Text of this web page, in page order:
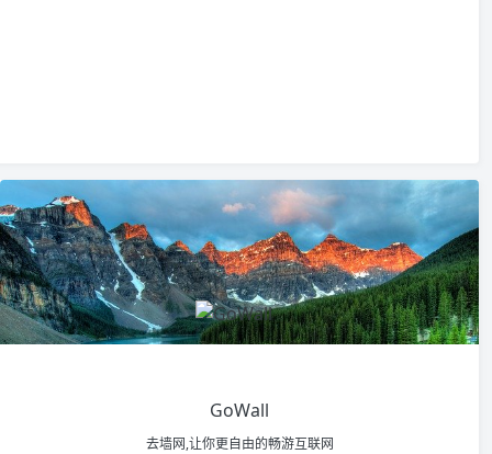
GoWall
去墙网,让你更自由的畅游互联网